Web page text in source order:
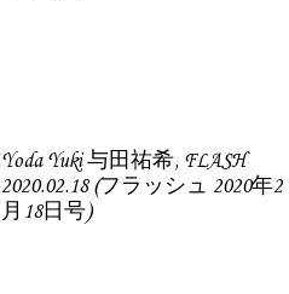
Yoda Yuki 与田祐希, FLASH
2020.02.18 (フラッシュ 2020年2
月18日号)